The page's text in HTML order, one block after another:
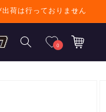
荷は行っておりません
0
カ
ー